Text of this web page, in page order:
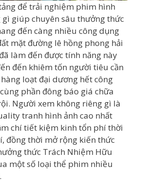
để trải nghiệm phim hình
gì giúp chuyên sâu thưởng thức
đến càng nhiều công dụng
mặt đường lê hồng phong hải
làm đến được tính năng này
đến khiêm tốn người tiêu cần
loạt đại dương hết công
phần đông báo giá chữa
Người xem không riêng gì là
tranh hình ảnh cao nhất
chí tiết kiệm kinh tổn phí thời
đồng thời mở rộng kiến thức
thức Trách Nhiệm Hữu
một số loại thể phim nhiều